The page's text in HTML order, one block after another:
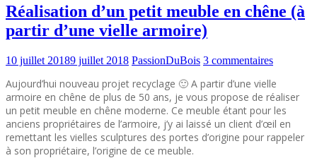
Réalisation d’un petit meuble en chêne (à
partir d’une vielle armoire)
10 juillet 20189 juillet 2018 PassionDuBois 3 commentaires
Aujourd’hui nouveau projet recyclage 🙂 A partir d’une vielle
armoire en chêne de plus de 50 ans, je vous propose de réaliser
un petit meuble en chêne moderne. Ce meuble étant pour les
anciens propriétaires de l’armoire, j’y ai laissé un client d’œil en
remettant les vielles sculptures des portes d’origine pour rappeler
à son propriétaire, l’origine de ce meuble.